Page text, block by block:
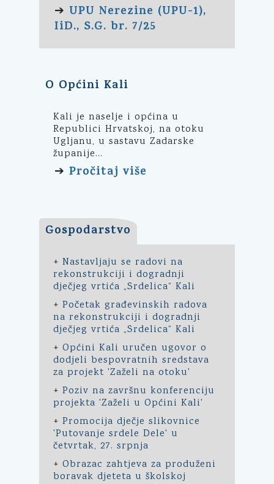
➔ UPU Nerezine (UPU-1),
IiD., S.G. br. 7/25
O Općini Kali
Kali je naselje i općina u
Republici Hrvatskoj, na otoku
Ugljanu, u sastavu Zadarske
županije...
➔ Pročitaj više
Gospodarstvo
+ Nastavljaju se radovi na
rekonstrukciji i dogradnji
dječjeg vrtića „Srdelica“ Kali
+ Početak građevinskih radova
na rekonstrukciji i dogradnji
dječjeg vrtića „Srdelica“ Kali
+ Općini Kali uručen ugovor o
dodjeli bespovratnih sredstava
za projekt 'Zaželi na otoku'
+ Poziv na završnu konferenciju
projekta 'Zaželi u Općini Kali'
+ Promocija dječje slikovnice
'Putovanje srdele Dele' u
četvrtak, 27. srpnja
+ Obrazac zahtjeva za produženi
boravak djeteta u školskoj